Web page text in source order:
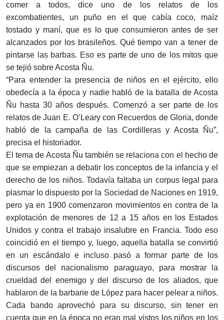
comer a todos, dice uno de los relatos de los
excombatientes, un puño en el que cabía coco, maíz
tostado y maní, que es lo que consumieron antes de ser
alcanzados por los brasileños. Qué tiempo van a tener de
pintarse las barbas. Eso es parte de uno de los mitos que
se tejió sobre Acosta Ñu.
“Para entender la presencia de niños en el ejército, ello
obedecía a la época y nadie habló de la batalla de Acosta
Ñu hasta 30 años después. Comenzó a ser parte de los
relatos de Juan E. O’Leary con Recuerdos de Gloria, donde
habló de la campaña de las Cordilleras y Acosta Ñu”,
precisa el historiador.
El tema de Acosta Ñu también se relaciona con el hecho de
que se empiezan a debatir los conceptos de la infancia y el
derecho de los niños. Todavía faltaba un corpus legal para
plasmar lo dispuesto por la Sociedad de Naciones en 1919,
pero ya en 1900 comenzaron movimientos en contra de la
explotación de menores de 12 a 15 años en los Estados
Unidos y contra el trabajo insalubre en Francia. Todo eso
coincidió en el tiempo y, luego, aquella batalla se convirtió
en un escándalo e incluso pasó a formar parte de los
discursos del nacionalismo paraguayo, para mostrar la
crueldad del enemigo y del discurso de los aliados, que
hablaron de la barbarie de López para hacer pelear a niños.
Cada bando aprovechó para su discurso, sin tener en
cuenta que en la época no eran mal vistos los niños en los